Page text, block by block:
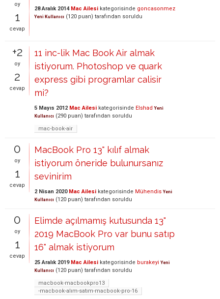
oy
1
cevap
28 Aralık 2014 Mac Ailesi kategorisinde goncasonmez
Yeni Kullanıcı (120 puan) tarafından soruldu
+2
oy
2
cevap
11 inc-lik Mac Book Air almak
istiyorum. Photoshop ve quark
express gibi programlar calisir
mi?
5 Mayıs 2012 Mac Ailesi kategorisinde Elshad Yeni
Kullanıcı (290 puan) tarafından soruldu
mac-book-air
0
oy
1
cevap
MacBook Pro 13" kılıf almak
istiyorum öneride bulunursanız
sevinirim
2 Nisan 2020 Mac Ailesi kategorisinde Mühendis Yeni
Kullanıcı (120 puan) tarafından soruldu
0
oy
1
cevap
Elimde açılmamış kutusunda 13"
2019 MacBook Pro var bunu satıp
16" almak istiyorum
25 Aralık 2019 Mac Ailesi kategorisinde burakeyi Yeni
Kullanıcı (120 puan) tarafından soruldu
macbook-macbookpro13
-macbook-alım-satım-macbook-pro-16